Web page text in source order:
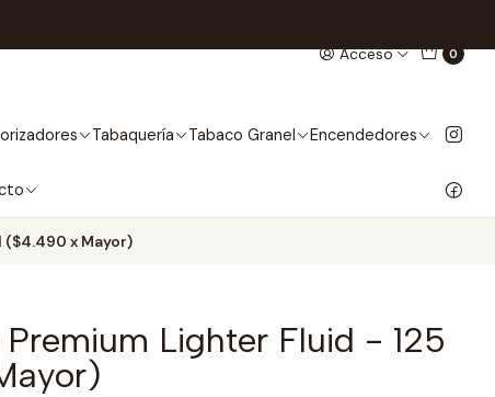
Acceso 0
Tabaquería Tabaco Granel Encendedores
($4.490 x Mayor)
Lighter Fluid - 125